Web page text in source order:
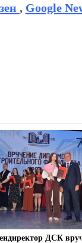
, Google
ДСК